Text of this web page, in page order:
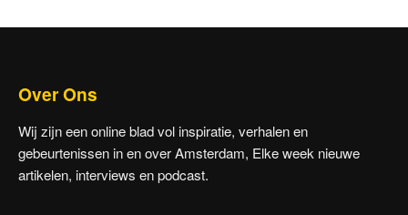
Over Ons
Wij zijn een online blad vol inspiratie, verhalen en
gebeurtenissen in en over Amsterdam, Elke week nieuwe
artikelen, interviews en podcast.